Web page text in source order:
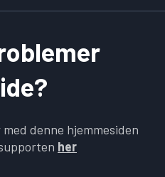
denne hjemmesiden
her